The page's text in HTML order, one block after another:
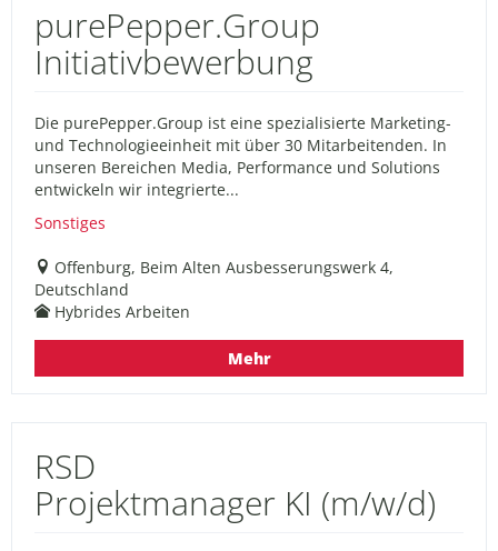
purePepper.Group
Initiativbewerbung
Die purePepper.Group ist eine spezialisierte Marketing-
und Technologieeinheit mit über 30 Mitarbeitenden. In
unseren Bereichen Media, Performance und Solutions
entwickeln wir integrierte...
Sonstiges
Offenburg, Beim Alten Ausbesserungswerk 4,
Deutschland
Hybrides Arbeiten
Mehr
RSD
Projektmanager KI (m/w/d)